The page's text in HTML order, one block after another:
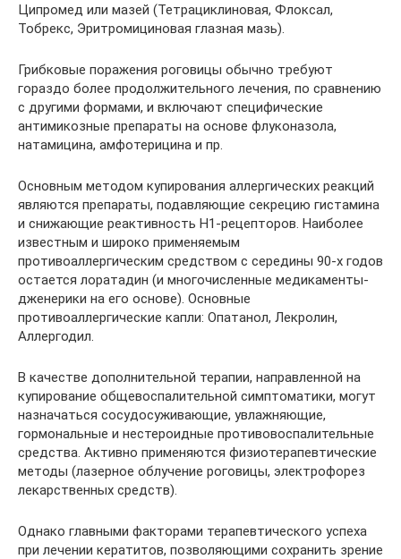
Ципромед или мазей (Тетрациклиновая, Флоксал,
Тобрекс, Эритромициновая глазная мазь).
Грибковые поражения роговицы обычно требуют
гораздо более продолжительного лечения, по сравнению
с другими формами, и включают специфические
антимикозные препараты на основе флуконазола,
натамицина, амфотерицина и пр.
Основным методом купирования аллергических реакций
являются препараты, подавляющие секрецию гистамина
и снижающие реактивность H1-рецепторов. Наиболее
известным и широко применяемым
противоаллергическим средством с середины 90-х годов
остается лоратадин (и многочисленные медикаменты-
дженерики на его основе). Основные
противоаллергические капли: Опатанол, Лекролин,
Аллергодил.
В качестве дополнительной терапии, направленной на
купирование общевоспалительной симптоматики, могут
назначаться сосудосуживающие, увлажняющие,
гормональные и нестероидные противовоспалительные
средства. Активно применяются физиотерапевтические
методы (лазерное облучение роговицы, электрофорез
лекарственных средств).
Однако главными факторами терапевтического успеха
при лечении кератитов, позволяющими сохранить зрение